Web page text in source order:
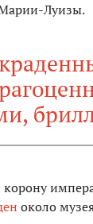
Луизы.
около